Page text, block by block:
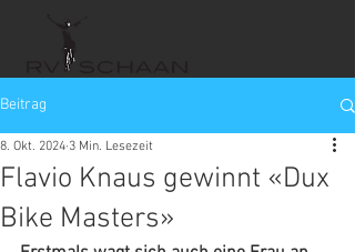
Beitrag
Flavio Knaus gewinnt «Dux
Bike Masters»
8. Okt. 2024 3 Min. Lesezeit